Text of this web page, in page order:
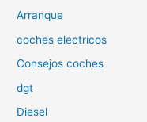
p
o
Arranque
coches electricos
Consejos coches
dgt
Diesel